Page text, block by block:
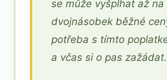
se může vyšplhat až na
dvojnásobek běžné
potřeba s tímto
a včas si o pas zažádat.